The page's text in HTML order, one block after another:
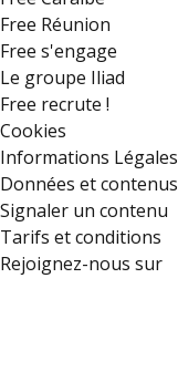
Free Réunion
Free s'engage
Le groupe Iliad
Free recrute !
Cookies
Informations Légales
Données et contenus
Signaler un contenu
Tarifs et conditions
Rejoignez-nous sur